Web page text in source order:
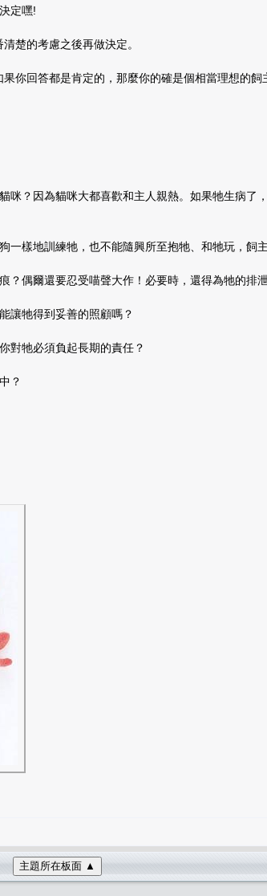
定嘿!
楚的考慮之後再做決定。
你回答都是肯定的，那麼你的確是個相當理想的飼
咪？因為貓咪大都喜歡和主人親熱。如果牠生病
樣地訓練牠，也不能隨興所至抱牠、和牠玩，飼
偶爾還要忍受喵聲大作！必要時，還得為牠的排泄
讓牠得到妥善的照顧嗎？
對牠必須負起長期的責任？
？
主題所在板面 ▲